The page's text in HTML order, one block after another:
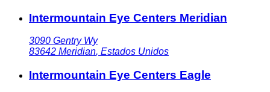
Intermountain Eye Centers Meridian
3090 Gentry Wy
83642 Meridian, Estados Unidos
Intermountain Eye Centers Eagle